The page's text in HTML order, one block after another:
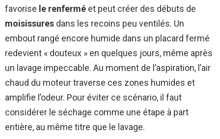
favorise le renfermé et peut créer des débuts de
moisissures dans les recoins peu ventilés. Un
embout rangé encore humide dans un placard fermé
redevient « douteux » en quelques jours, même après
un lavage impeccable. Au moment de l’aspiration, l’air
chaud du moteur traverse ces zones humides et
amplifie l’odeur. Pour éviter ce scénario, il faut
considérer le séchage comme une étape à part
entière, au même titre que le lavage.